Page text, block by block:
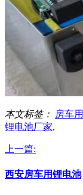
本文标签： 房车
锂电池厂家,
上一篇:
西安房车用锂电池